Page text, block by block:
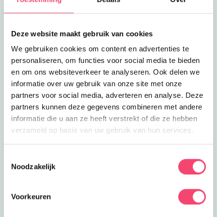
Deze website maakt gebruik van cookies
We gebruiken cookies om content en advertenties te
personaliseren, om functies voor social media te bieden
en om ons websiteverkeer te analyseren. Ook delen we
informatie over uw gebruik van onze site met onze
partners voor social media, adverteren en analyse. Deze
partners kunnen deze gegevens combineren met andere
informatie die u aan ze heeft verstrekt of die ze hebben
verzameld op basis van uw gebruik van hun services.
Noodzakelijk
Voorkeuren
Een hartverwarmende familiemusical
met heerlijke songs, poppenspel en
Kidsproof Flevoland Hotspot Gids
maandag 19 oktober
Wij hebben fijne Kidsproof adressen en
uitjes in Flevoland voor je verzameld!
Download 'm GRATIS.
Space College bij Aviodrome
dinsdag 20 oktober
Ontdek het Space College bij
Aviodrome in Lelystad en duik samen
in de wereld van astronauten
Slijm is terug! Beleef deze vrolijke
kleur in De Meerpaal in Dronten.